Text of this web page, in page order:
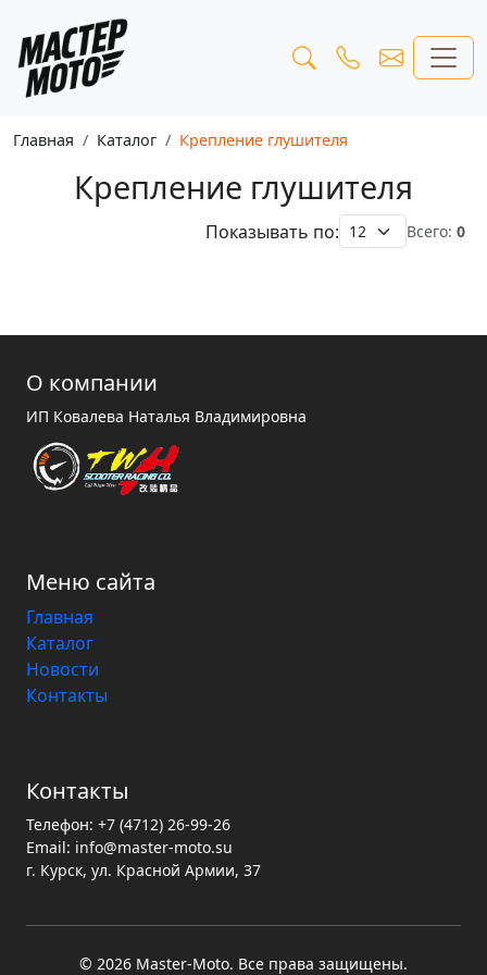
Главная Каталог Крепление глушителя
Крепление глушителя
Показывать по: Всего: 0
О компании
ИП Ковалева Наталья Владимировна
Меню сайта
Главная
Каталог
Новости
Контакты
Контакты
Телефон: +7 (4712) 26-99-26
Email: info@master-moto.su
г. Курск, ул. Красной Армии, 37
© 2026 Master‑Moto. Все права защищены.